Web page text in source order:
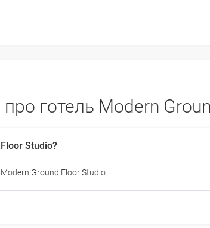
готель Modern
Studio?
Modern Ground Floor Studio